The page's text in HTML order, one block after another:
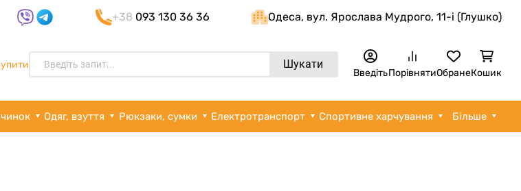
+38 093 130 36 36 Одеса, вул. Ярослава Мудрого, 11-i (Глушко)
Шукати
ВведітьПорівнятиОбранеКошик
Одяг, взуття Рюкзаки, сумки Електротранспорт Спортивне харчування Більше